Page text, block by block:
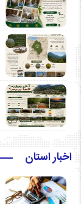
اخبار استان